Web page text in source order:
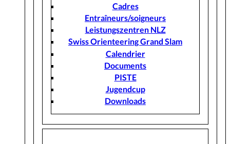
Cadres
Entraîneurs/soigneurs
Leistungszentren NLZ
Swiss Orienteering Grand Slam
Calendrier
Documents
PISTE
Jugendcup
Downloads